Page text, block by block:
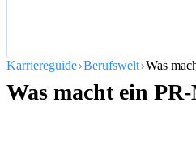
Karriereguide Berufswelt Was
Was macht ein